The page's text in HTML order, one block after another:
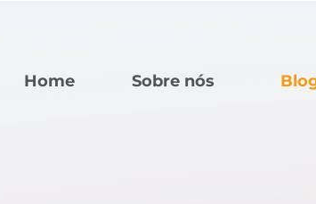
Home Sobre nós